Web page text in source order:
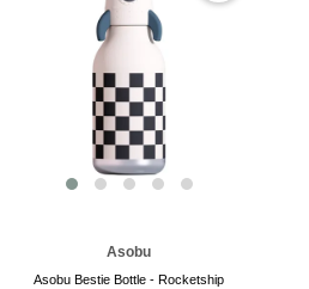
Asobu
Asobu Bestie Bottle - Rocketship